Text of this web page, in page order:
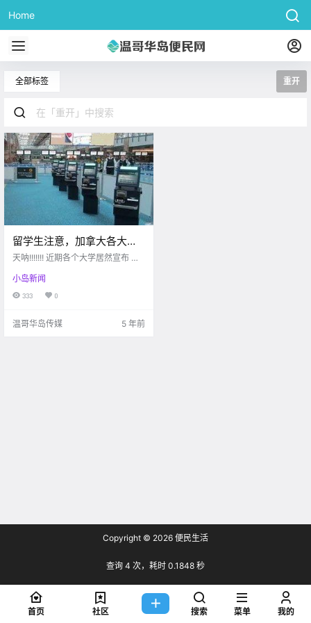
Home
全部标签 重开
留学生注意，加拿大各大高
校官宣9月复课重开！包括
天呐!!!!!!! 近期各个大学居然宣布 学
渐习惯了晚上8点起床、下午1点睡
觉 在国内过着 "阴间时差"的小伙伴
小岛新闻
333 0
温哥华岛传媒 5 年前
Copyright © 2026 便民生活
查询 4 次，耗时 0.1848 秒
首页 社区 搜索 菜单 我的